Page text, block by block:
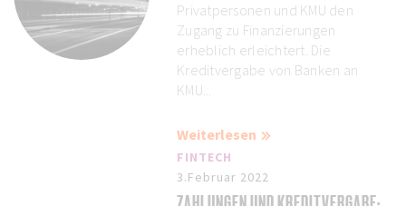
Privatpersonen und KMU den
Zugang zu Finanzierungen
erheblich erleichtert. Die
Kreditvergabe von Banken an
KMU...
Weiterlesen
FINTECH
3.Februar 2022